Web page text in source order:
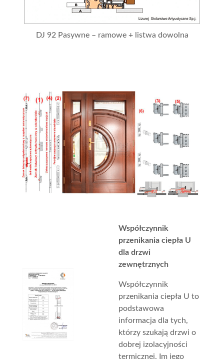
DJ 92 Pasywne – ramowe + listwa dowolna
Współczynnik
przenikania ciepła U
dla drzwi
zewnętrznych
Współczynnik
przenikania ciepła U to
podstawowa
informacja dla tych,
którzy szukają drzwi o
dobrej izolacyjności
termicznej. Im jego